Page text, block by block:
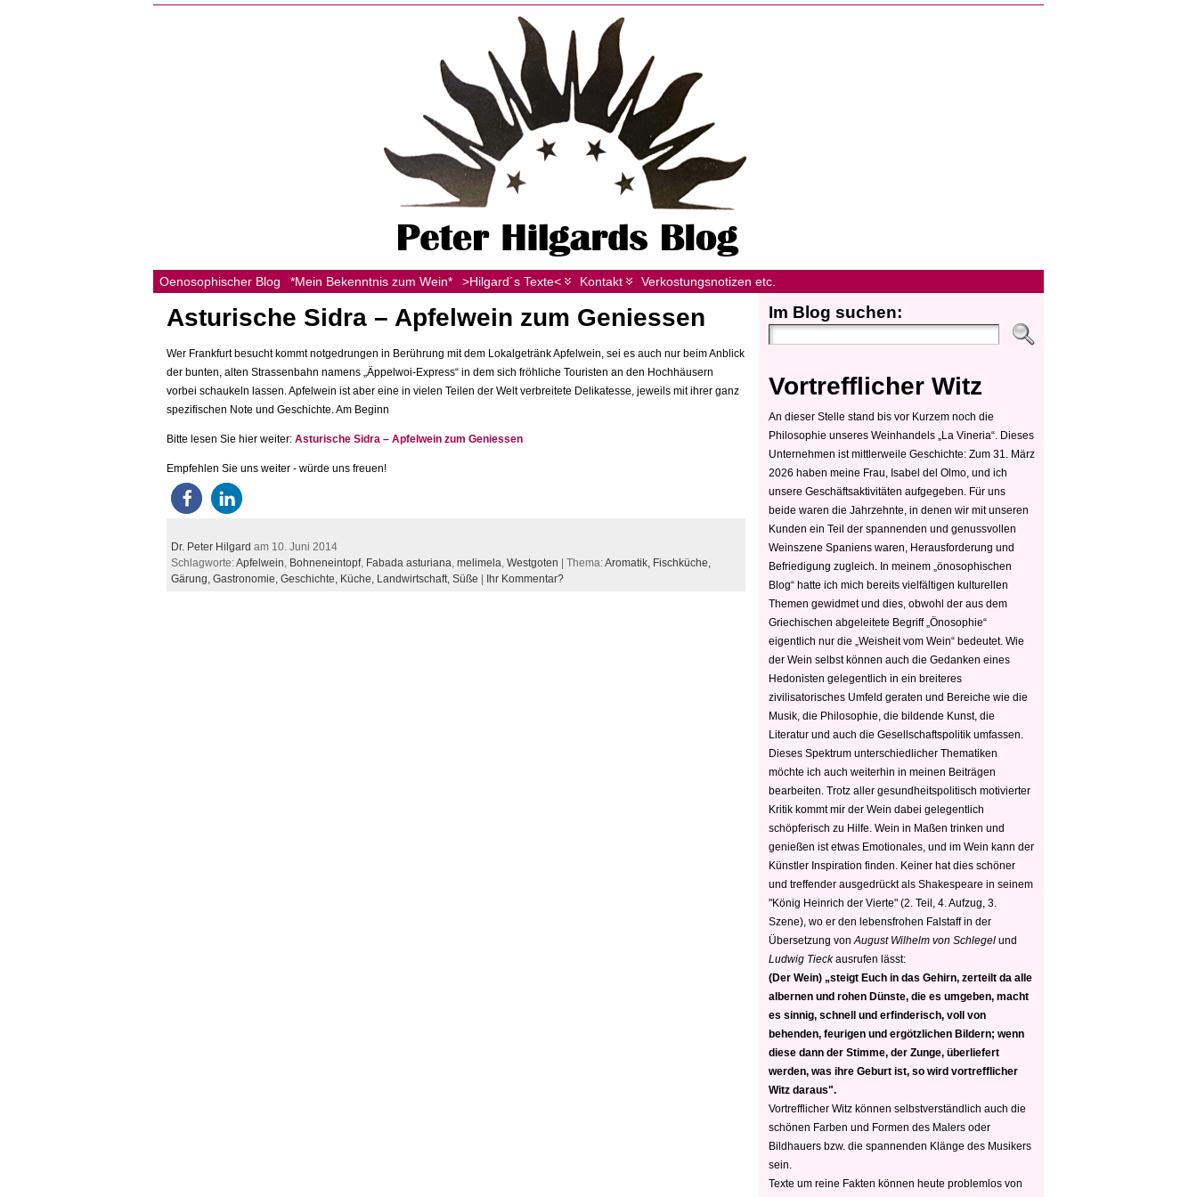
Oenosophischer Blog *Mein Bekenntnis zum Wein* >Hilgard´s Texte< Kontakt Verkostungsnotizen etc.
Asturische Sidra – Apfelwein zum Geniessen
Wer Frankfurt besucht kommt notgedrungen in Berührung mit dem Lokalgetränk Apfelwein, sei es auch nur beim Anblick
der bunten, alten Strassenbahn namens „Äppelwoi-Express“ in dem sich fröhliche Touristen an den Hochhäusern
vorbei schaukeln lassen. Apfelwein ist aber eine in vielen Teilen der Welt verbreitete Delikatesse, jeweils mit ihrer ganz
spezifischen Note und Geschichte. Am Beginn
Bitte lesen Sie hier weiter: Asturische Sidra – Apfelwein zum Geniessen
Empfehlen Sie uns weiter - würde uns freuen!
Dr. Peter Hilgard am 10. Juni 2014
Schlagworte:Apfelwein, Bohneneintopf, Fabada asturiana, melimela, Westgoten | Thema:Aromatik, Fischküche,
Gärung, Gastronomie, Geschichte, Küche, Landwirtschaft, Süße Ihr Kommentar?
Im Blog suchen:
Vortrefflicher Witz
An dieser Stelle stand bis vor Kurzem noch die
Philosophie unseres Weinhandels „La Vineria“. Dieses
Unternehmen ist mittlerweile Geschichte: Zum 31. März
2026 haben meine Frau, Isabel del Olmo, und ich
unsere Geschäftsaktivitäten aufgegeben. Für uns
beide waren die Jahrzehnte, in denen wir mit unseren
Kunden ein Teil der spannenden und genussvollen
Weinszene Spaniens waren, Herausforderung und
Befriedigung zugleich. In meinem „önosophischen
Blog“ hatte ich mich bereits vielfältigen kulturellen
Themen gewidmet und dies, obwohl der aus dem
Griechischen abgeleitete Begriff „Önosophie“
eigentlich nur die „Weisheit vom Wein“ bedeutet. Wie
der Wein selbst können auch die Gedanken eines
Hedonisten gelegentlich in ein breiteres
zivilisatorisches Umfeld geraten und Bereiche wie die
Musik, die Philosophie, die bildende Kunst, die
Literatur und auch die Gesellschaftspolitik umfassen.
Dieses Spektrum unterschiedlicher Thematiken
möchte ich auch weiterhin in meinen Beiträgen
bearbeiten. Trotz aller gesundheitspolitisch motivierter
Kritik kommt mir der Wein dabei gelegentlich
schöpferisch zu Hilfe. Wein in Maßen trinken und
genießen ist etwas Emotionales, und im Wein kann der
Künstler Inspiration finden. Keiner hat dies schöner
und treffender ausgedrückt als Shakespeare in seinem
"König Heinrich der Vierte" (2. Teil, 4. Aufzug, 3.
Szene), wo er den lebensfrohen Falstaff in der
Übersetzung von August Wilhelm von Schlegel und
Ludwig Tieckausrufen lässt:
(Der Wein) „steigt Euch in das Gehirn, zerteilt da alle
albernen und rohen Dünste, die es umgeben, macht
es sinnig, schnell und erfinderisch, voll von
behenden, feurigen und ergötzlichen Bildern; wenn
diese dann der Stimme, der Zunge, überliefert
werden, was ihre Geburt ist, so wird vortrefflicher
Witz daraus".
Vortrefflicher Witz können selbstverständlich auch die
schönen Farben und Formen des Malers oder
Bildhauers bzw. die spannenden Klänge des Musikers
sein.
Texte um reine Fakten können heute problemlos von